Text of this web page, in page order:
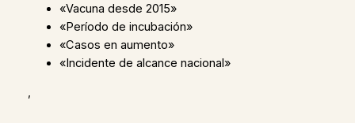
«Vacuna desde 2015»
«Período de incubación»
«Casos en aumento»
«Incidente de alcance nacional»
,